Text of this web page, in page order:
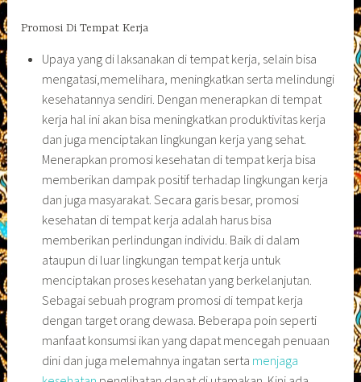
Promosi Di Tempat Kerja
Upaya yang di laksanakan di tempat kerja, selain bisa
mengatasi,memelihara, meningkatkan serta melindungi
kesehatannya sendiri. Dengan menerapkan di tempat
kerja hal ini akan bisa meningkatkan produktivitas kerja
dan juga menciptakan lingkungan kerja yang sehat.
Menerapkan promosi kesehatan di tempat kerja bisa
memberikan dampak positif terhadap lingkungan kerja
dan juga masyarakat. Secara garis besar, promosi
kesehatan di tempat kerja adalah harus bisa
memberikan perlindungan individu. Baik di dalam
ataupun di luar lingkungan tempat kerja untuk
menciptakan proses kesehatan yang berkelanjutan.
Sebagai sebuah program promosi di tempat kerja
dengan target orang dewasa. Beberapa poin seperti
manfaat konsumsi ikan yang dapat mencegah penuaan
dini dan juga melemahnya ingatan serta menjaga